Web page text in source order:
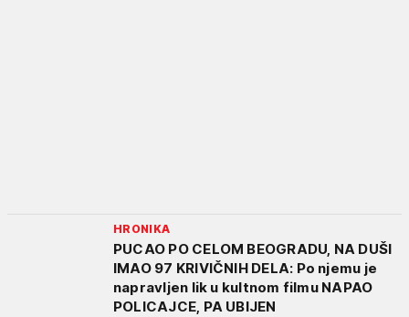
HRONIKA
PUCAO PO CELOM BEOGRADU, NA DUŠI
IMAO 97 KRIVIČNIH DELA: Po njemu je
napravljen lik u kultnom filmu NAPAO
POLICAJCE, PA UBIJEN